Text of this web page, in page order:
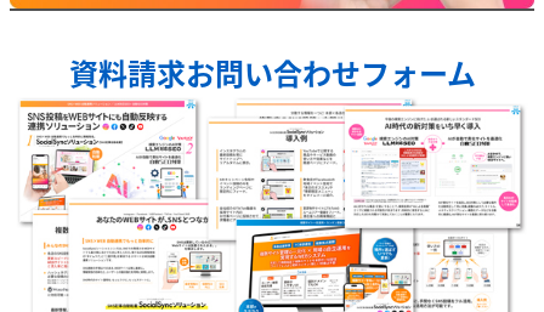
資料請求お問い合わせフォーム